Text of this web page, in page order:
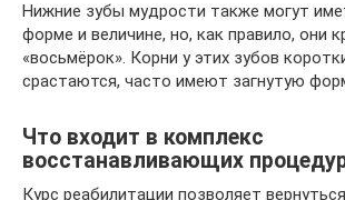
Нижние зубы мудрости также могут
форме и величине, но, как правило, они
«восьмëрок». Корни у этих зубов
срастаются, часто имеют загнутую
Что входит в комплекс
восстанавливающих
Курс реабилитации позволяет